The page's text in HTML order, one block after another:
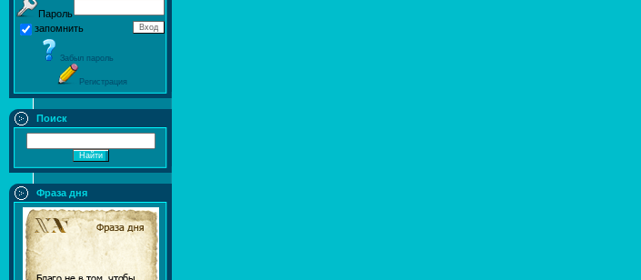
Пароль
запомнить
Забыл пароль
Регистрация
Поиск
Фраза дня